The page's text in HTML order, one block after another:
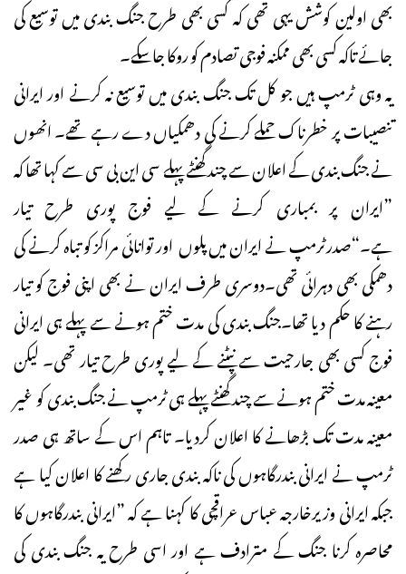
بھی اولین کوشش یہی تھی کہ کسی بھی طرح جنگ بندی میں توسیع کی
جائے تاکہ کسی بھی ممکنہ فوجی تصادم کو روکا جاسکے۔
یہ وہی ٹرمپ ہیں جو کل تک جنگ بندی میں توسیع نہ کرنے اور ایرانی
تنصیبات پر خطرناک حملے کرنے کی دھمکیاں دے رہے تھے۔ انھوں
نے جنگ بندی کے اعلان سے چند گھنٹے پہلے سی این بی سی سے کہا تھا کہ
”ایران پر بمباری کرنے کے لیے فوج پوری طرح تیار
ہے۔“صدرٹرمپ نے ایران میں پلوں اور توانائی مراکز کو تباہ کرنے کی
دھمکی بھی دہرائی تھی۔دوسری طرف ایران نے بھی اپنی فوج کو تیار
رہنے کا حکم دیا تھا۔جنگ بندی کی مدت ختم ہونے سے پہلے ہی ایرانی
فوج کسی بھی جارحیت سے نپٹنے کے لیے پوری طرح تیار تھی۔ لیکن
معینہ مدت ختم ہونے سے چند گھنٹے پہلے ہی ٹرمپ نے جنگ بندی کو غیر
معینہ مدت تک بڑھانے کا اعلان کردیا۔ تاہم اس کے ساتھ ہی صدر
ٹرمپ نے ایرانی بندرگاہوں کی ناکہ بندی جاری رکھنے کا اعلان کیا ہے
جبکہ ایرانی وزیرخارجہ عباس عراقچی کا کہنا ہے کہ ”ایرانی بندرگاہوں کا
محاصرہ کرنا جنگ کے مترادف ہے اور اسی طرح یہ جنگ بندی کی